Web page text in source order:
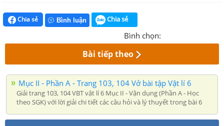
Chia sẻ Bình luận Chia sẻ
Bình chọn:
Bài tiếp theo
Mục II - Phần A - Trang 103, 104 Vở bài tập Vật lí 6
Giải trang 103, 104 VBT vật lí 6 Mục II - Vận dụng (Phần A - Học
theo SGK) với lời giải chi tiết các câu hỏi và lý thuyết trong bài 6